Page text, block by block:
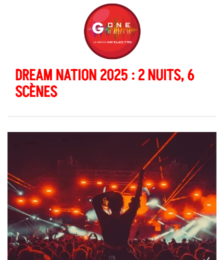
DREAM NATION 2025 : 2 NUITS, 6
SCÈNES